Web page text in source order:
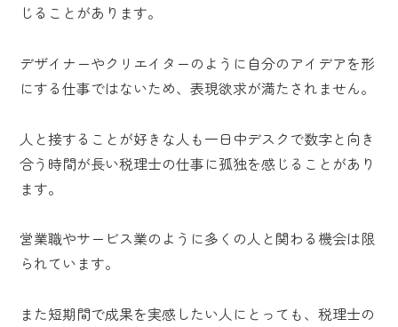
じることがあります。
デザイナーやクリエイターのように自分のアイデアを形
にする仕事ではないため、表現欲求が満たされません。
人と接することが好きな人も一日中デスクで数字と向き
合う時間が長い税理士の仕事に孤独を感じることがあり
ます。
営業職やサービス業のように多くの人と関わる機会は限
られています。
また短期間で成果を実感したい人にとっても、税理士の